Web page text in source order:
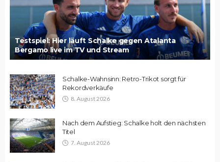
Testspiel: Hier läuft Schalke gegen Atalanta
Bergamo live im TV und Stream
Schalke-Wahnsinn: Retro-Trikot sorgt für
Rekordverkäufe
8. August 2026
Nach dem Aufstieg: Schalke holt den nächsten
Titel
7. August 2026